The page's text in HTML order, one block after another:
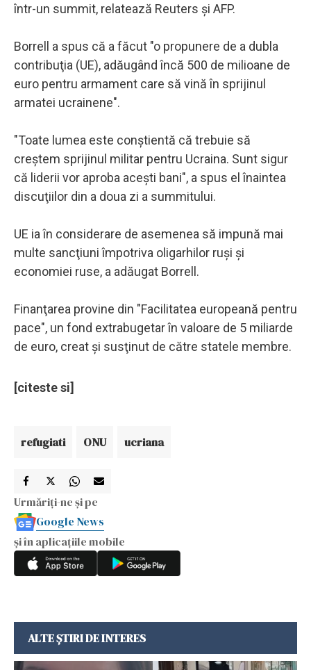
într-un summit, relatează Reuters şi AFP.
Borrell a spus că a făcut "o propunere de a dubla
contribuţia (UE), adăugând încă 500 de milioane de
euro pentru armament care să vină în sprijinul
armatei ucrainene".
"Toate lumea este conştientă că trebuie să
creştem sprijinul militar pentru Ucraina. Sunt sigur
că liderii vor aproba aceşti bani", a spus el înaintea
discuţiilor din a doua zi a summitului.
UE ia în considerare de asemenea să impună mai
multe sancţiuni împotriva oligarhilor ruşi şi
economiei ruse, a adăugat Borrell.
Finanţarea provine din "Facilitatea europeană pentru
pace", un fond extrabugetar în valoare de 5 miliarde
de euro, creat şi susţinut de către statele membre.
[citeste si]
refugiati ONU ucriana
Urmăriți-ne și pe
Google News
și în aplicațiile mobile
ALTE ȘTIRI DE INTERES